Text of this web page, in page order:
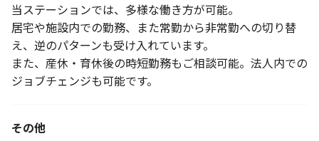
当ステーションでは、多様な働き方が可能。
居宅や施設内での勤務、また常勤から非常勤への切り替
え、逆のパターンも受け入れています。
また、産休・育休後の時短勤務もご相談可能。法人内での
ジョブチェンジも可能です。
その他